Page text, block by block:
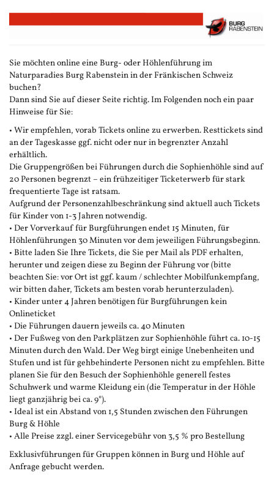
Zum
Haupt-
Sie möchten online eine Burg- oder Höhlenführung im
Naturparadies Burg Rabenstein in der Fränkischen Schweiz
buchen?
Dann sind Sie auf dieser Seite richtig. Im Folgenden noch ein paar
Hinweise für Sie:
• Wir empfehlen, vorab Tickets online zu erwerben. Resttickets sind
an der Tageskasse ggf. nicht oder nur in begrenzter Anzahl
erhältlich.
Die Gruppengrößen bei Führungen durch die Sophienhöhle sind auf
20 Personen begrenzt – ein frühzeitiger Ticketerwerb für stark
frequentierte Tage ist ratsam.
Aufgrund der Personenzahlbeschränkung sind aktuell auch Tickets
für Kinder von 1-3 Jahren notwendig.
• Der Vorverkauf für Burgführungen endet 15 Minuten, für
Höhlenführungen 30 Minuten vor dem jeweiligen Führungsbeginn.
• Bitte laden Sie Ihre Tickets, die Sie per Mail als PDF erhalten,
herunter und zeigen diese zu Beginn der Führung vor (bitte
beachten Sie: vor Ort ist ggf. kaum / schlechter Mobilfunkempfang,
wir bitten daher, Tickets am besten vorab herunterzuladen).
• Kinder unter 4 Jahren benötigen für Burgführungen kein
Onlineticket
• Die Führungen dauern jeweils ca. 40 Minuten
• Der Fußweg von den Parkplätzen zur Sophienhöhle führt ca. 10-15
Minuten durch den Wald. Der Weg birgt einige Unebenheiten und
Stufen und ist für gehbehinderte Personen nicht zu empfehlen. Bitte
planen Sie für den Besuch der Sophienhöhle generell festes
Schuhwerk und warme Kleidung ein (die Temperatur in der Höhle
liegt ganzjährig bei ca. 9°).
• Ideal ist ein Abstand von 1,5 Stunden zwischen den Führungen
Burg & Höhle
• Alle Preise zzgl. einer Servicegebühr von 3,5 % pro Bestellung
Exklusivführungen für Gruppen können in Burg und Höhle auf
Anfrage gebucht werden.